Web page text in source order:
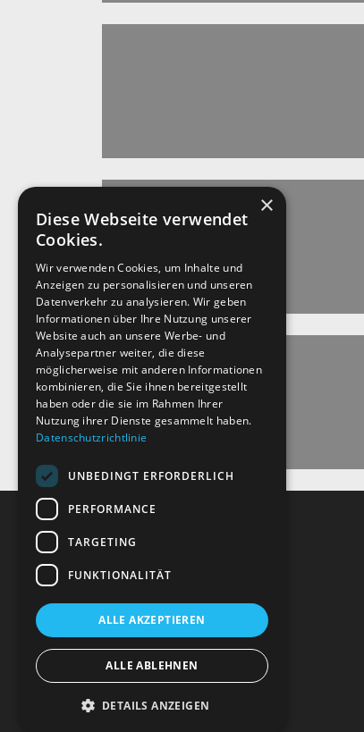
Recht und Ordnung
Impressum
Datenschutz
×
Diese Webseite verwendet
Cookies.
Wir verwenden Cookies, um Inhalte und
Anzeigen zu personalisieren und unseren
Datenverkehr zu analysieren. Wir geben
Informationen über Ihre Nutzung unserer
Website auch an unsere Werbe- und
Analysepartner weiter, die diese
möglicherweise mit anderen Informationen
kombinieren, die Sie ihnen bereitgestellt
haben oder die sie im Rahmen Ihrer
Nutzung ihrer Dienste gesammelt haben.
Datenschutzrichtlinie
UNBEDINGT ERFORDERLICH
PERFORMANCE
TARGETING
FUNKTIONALITÄT
ALLE AKZEPTIEREN
ALLE ABLEHNEN
DETAILS ANZEIGEN